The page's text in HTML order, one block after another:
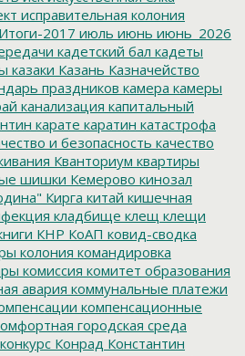
исправительная колония
Итоги-2017 июль июнь июнь_2026
кадетский бал кадеты
казаки Казань Казначейство
праздников камера камеры
канализация капитальный
карате каратин катастрофа
и безопасность качество
Кванториум квартиры
шишки Кемерово кинозал
Кирга китай кишечная
кладбище клещ клещи
КНР КоАП ковид-сводка
колония командировка
комиссия комитет образования
авария коммунальные платежи
компенсационные
городская среда
конкурс Конрад Константин